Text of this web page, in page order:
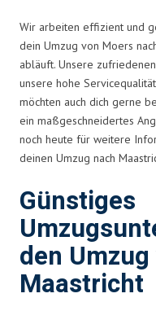
Wir arbeiten effizient und
dein Umzug von Moers
abläuft. Unsere
unsere hohe
möchten auch dich gerne
ein maßgeschneidertes
noch heute für weitere
deinen Umzug nach
Günstiges
den
Maastricht